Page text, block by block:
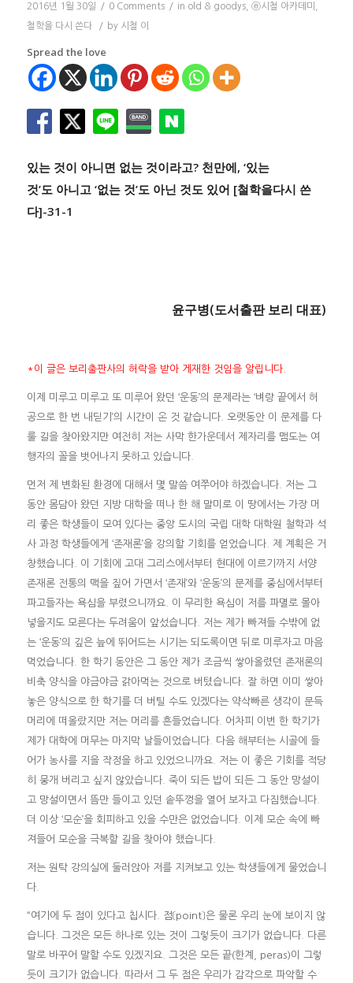
2016년 1월 30일 / 0 Comments / in old & goodys, ⓔ시철 아카데미
철학을 다시 쓴다 / by 시철 이
Spread the love
있는 것이 아니면 없는 것이라고? 천만에, ‘있는
것’도 아니고 ‘없는 것’도 아닌 것도 있어 [철학을다시 쓴
다]-31-1
윤구병(도서출판 보리 대표)
*이 글은 보리출판사의 허락을 받아 게재한 것임을 알립니다.
이제 미루고 미루고 또 미루어 왔던 ‘운동’의 문제라는 ‘벼랑 끝에서 허
공으로 한 번 내딛기’의 시간이 온 것 같습니다. 오랫동안 이 문제를 다
룰 길을 찾아왔지만 여전히 저는 사막 한가운데서 제자리를 맴도는 여
행자의 꼴을 벗어나지 못하고 있습니다.
먼저 제 변화된 환경에 대해서 몇 말씀 여쭈어야 하겠습니다. 저는 그
동안 몸담아 왔던 지방 대학을 떠나 한 해 말미로 이 땅에서는 가장 머
리 좋은 학생들이 모여 있다는 중앙 도시의 국립 대학 대학원 철학과 석
사 과정 학생들에게 ‘존재론’을 강의할 기회를 얻었습니다. 제 계획은 거
창했습니다. 이 기회에 고대 그리스에서부터 현대에 이르기까지 서양
존재론 전통의 맥을 짚어 가면서 ‘존재’와 ‘운동’의 문제를 중심에서부터
파고들자는 욕심을 부렸으니까요. 이 무리한 욕심이 저를 파멸로 몰아
넣을지도 모른다는 두려움이 앞섰습니다. 저는 제가 빠져들 수밖에 없
는 ‘운동’의 깊은 늪에 뛰어드는 시기는 되도록이면 뒤로 미루자고 마음
먹었습니다. 한 학기 동안은 그 동안 제가 조금씩 쌓아올렸던 존재론의
비축 양식을 야금야금 갉아먹는 것으로 버텼습니다. 잘 하면 이미 쌓아
놓은 양식으로 한 학기를 더 버틸 수도 있겠다는 약삭빠른 생각이 문득
머리에 떠올랐지만 저는 머리를 흔들었습니다. 어차피 이번 한 학기가
제가 대학에 머무는 마지막 날들이었습니다. 다음 해부터는 시골에 들
어가 농사를 지을 작정을 하고 있었으니까요. 저는 이 좋은 기회를 적당
히 뭉개 버리고 싶지 않았습니다. 죽이 되든 밥이 되든 그 동안 망설이
고 망설이면서 뜸만 들이고 있던 솥뚜껑을 열어 보자고 다짐했습니다.
더 이상 ‘모순’을 회피하고 있을 수만은 없었습니다. 이제 모순 속에 빠
져들어 모순을 극복할 길을 찾아야 했습니다.
저는 원탁 강의실에 둘러앉아 저를 지켜보고 있는 학생들에게 물었습니
다.
“여기에 두 점이 있다고 칩시다. 점〔point〕은 물론 우리 눈에 보이지 않
습니다. 그것은 모든 하나로 있는 것이 그렇듯이 크기가 없습니다. 다른
말로 바꾸어 말할 수도 있겠지요. 그것은 모든 끝(한계, peras)이 그렇
듯이 크기가 없습니다. 따라서 그 두 점은 우리가 감각으로 파악할 수